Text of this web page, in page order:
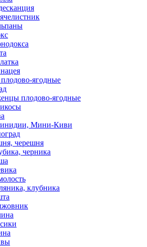
ягодные
плодово-ягодные
Мини-Киви
черешня
черника
клубника